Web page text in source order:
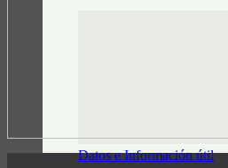
Datos e Información útil